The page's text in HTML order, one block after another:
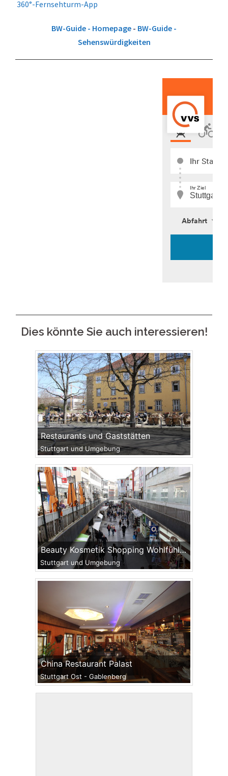
360°-Fernsehturm-App
BW-Guide - Homepage - BW-Guide -
Sehenswürdigkeiten
Dies könnte Sie auch interessieren!
Restaurants und Gaststätten
Stuttgart und Umgebung
Beauty Kosmetik Shopping Wohlfühlen
Stuttgart und Umgebung
China Restaurant Palast
Stuttgart Ost - Gablenberg